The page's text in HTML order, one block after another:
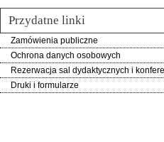
Przydatne linki
Zamówienia publiczne
Ochrona danych osobowych
Rezerwacja sal dydaktycznych i
Druki i formularze